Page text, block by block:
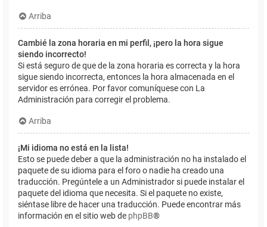
Arriba
Cambié la zona horaria en mi perfil, ¡pero la hora sigue
siendo incorrecto!
Si está seguro de que de la zona horaria es correcta y la hora
sigue siendo incorrecta, entonces la hora almacenada en el
servidor es errónea. Por favor comuníquese con La
Administración para corregir el problema.
Arriba
¡Mi idioma no está en la lista!
Esto se puede deber a que la administración no ha instalado el
paquete de su idioma para el foro o nadie ha creado una
traducción. Pregúntele a un Administrador si puede instalar el
paquete del idioma que necesita. Si el paquete no existe,
siéntase libre de hacer una traducción. Puede encontrar más
información en el sitio web de phpBB®